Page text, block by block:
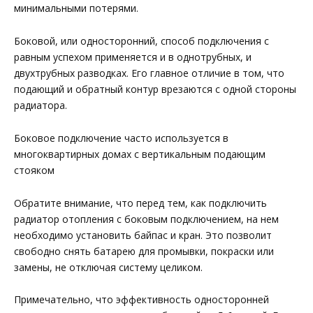
минимальными потерями.
Боковой, или односторонний, способ подключения с
равным успехом применяется и в однотрубных, и
двухтрубных разводках. Его главное отличие в том, что
подающий и обратный контур врезаются с одной стороны
радиатора.
Боковое подключение часто используется в
многоквартирных домах с вертикальным подающим
стояком
Обратите внимание, что перед тем, как подключить
радиатор отопления с боковым подключением, на нем
необходимо установить байпас и кран. Это позволит
свободно снять батарею для промывки, покраски или
замены, не отключая систему целиком.
Примечательно, что эффективность односторонней